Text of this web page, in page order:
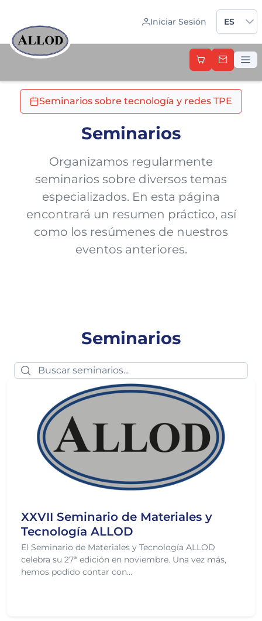
Iniciar Sesión
Sprache
ES
Seminarios sobre tecnología y redes TPE
Seminarios
Organizamos regularmente
seminarios sobre diversos temas
especializados. En esta página
encontrará un resumen práctico, así
como los resúmenes de nuestros
eventos anteriores.
Seminarios
XXVII Seminario de Materiales y
Tecnología ALLOD
El Seminario de Materiales y Tecnología ALLOD
celebra su 27ª edición en noviembre. Una vez más,
hemos podido contar con...